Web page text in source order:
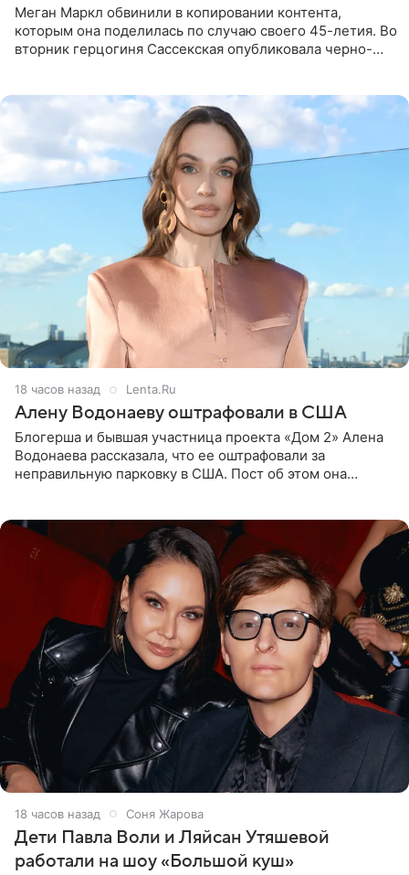
Меган Маркл обвинили в копировании контента,
которым она поделилась по случаю своего 45-летия. Во
вторник герцогиня Сассекская опубликовала черно-
18 часов назад Lenta.Ru
Алену Водонаеву оштрафовали в США
Блогерша и бывшая участница проекта «Дом 2» Алена
Водонаева рассказала, что ее оштрафовали за
неправильную парковку в США. Пост об этом она
18 часов назад Соня Жарова
Дети Павла Воли и Ляйсан Утяшевой
работали на шоу «Большой куш»